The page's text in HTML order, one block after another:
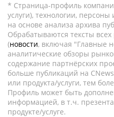
* Страница-профиль
услуги), технологии,
на основе анализа архива
Обрабатываются тексты
(новости, включая "Главные
аналитические обзоры
содержание партнёрских
больше публикаций на
или продукта/услуги, тем
Профиль может быть
информацией, в т.ч.
продукте/услуге.